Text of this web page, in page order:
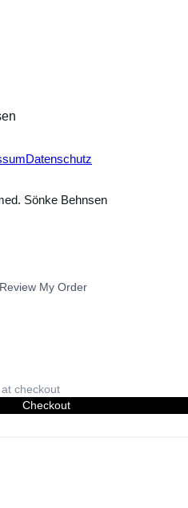
Datenschutz
Sönke Behnsen
Review My Order
checkout
Checkout